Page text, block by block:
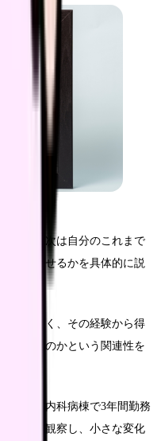
たら、次は自分のこれまで
う活かせるかを具体的に説
ではなく、その経験から得
役立つのかという関連性を
合は「内科病棟で3年間勤務
細かく観察し、小さな変化